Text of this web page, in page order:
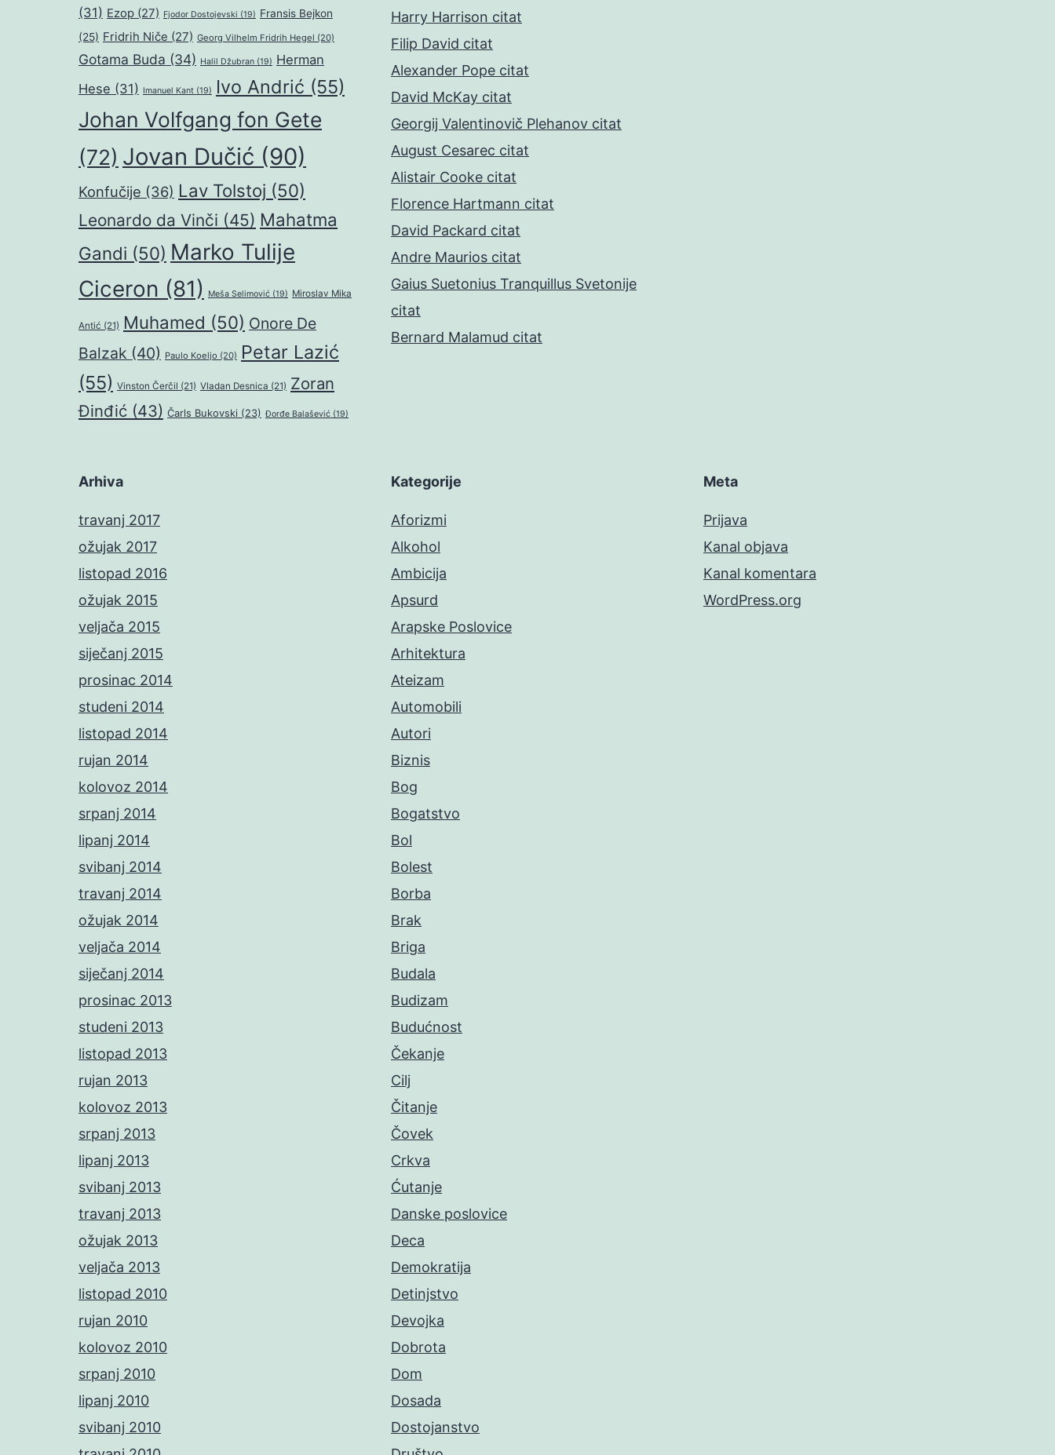
(31) Ezop (27) Fjodor Dostojevski (19) Fransis Bejkon
(25) Fridrih Niče (27) Georg Vilhelm Fridrih Hegel (20)
Gotama Buda (34) Halil Džubran (19) Herman
Hese (31) Imanuel Kant (19) Ivo Andrić (55)
Johan Volfgang fon Gete
(72) Jovan Dučić (90)
Konfučije (36) Lav Tolstoj (50)
Leonardo da Vinči (45) Mahatma
Gandi (50) Marko Tulije
Ciceron (81) Meša Selimović (19) Miroslav Mika
Antić (21) Muhamed (50) Onore De
Balzak (40) Paulo Koeljo (20) Petar Lazić
(55) Vinston Čerčil (21) Vladan Desnica (21) Zoran
Đinđić (43) Čarls Bukovski (23) Đorđe Balašević (19)
Harry Harrison citat
Filip David citat
Alexander Pope citat
David McKay citat
Georgij Valentinovič Plehanov citat
August Cesarec citat
Alistair Cooke citat
Florence Hartmann citat
David Packard citat
Andre Maurios citat
Gaius Suetonius Tranquillus Svetonije
citat
Bernard Malamud citat
Arhiva
travanj 2017
ožujak 2017
listopad 2016
ožujak 2015
veljača 2015
siječanj 2015
prosinac 2014
studeni 2014
listopad 2014
rujan 2014
kolovoz 2014
srpanj 2014
lipanj 2014
svibanj 2014
travanj 2014
ožujak 2014
veljača 2014
siječanj 2014
prosinac 2013
studeni 2013
listopad 2013
rujan 2013
kolovoz 2013
srpanj 2013
lipanj 2013
svibanj 2013
travanj 2013
ožujak 2013
veljača 2013
listopad 2010
rujan 2010
kolovoz 2010
srpanj 2010
lipanj 2010
svibanj 2010
Kategorije
Aforizmi
Alkohol
Ambicija
Apsurd
Arapske Poslovice
Arhitektura
Ateizam
Automobili
Autori
Biznis
Bog
Bogatstvo
Bol
Bolest
Borba
Brak
Briga
Budala
Budizam
Budućnost
Čekanje
Cilj
Čitanje
Čovek
Crkva
Ćutanje
Danske poslovice
Deca
Demokratija
Detinjstvo
Devojka
Dobrota
Dom
Dosada
Dostojanstvo
Meta
Prijava
Kanal objava
Kanal komentara
WordPress.org